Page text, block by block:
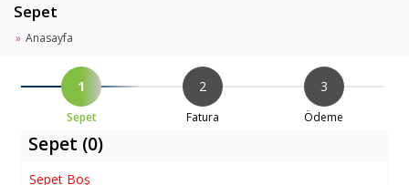
Sepet
Anasayfa
1
Sepet
2
Fatura
3
Ödeme
Sepet (0)
Sepet Boş